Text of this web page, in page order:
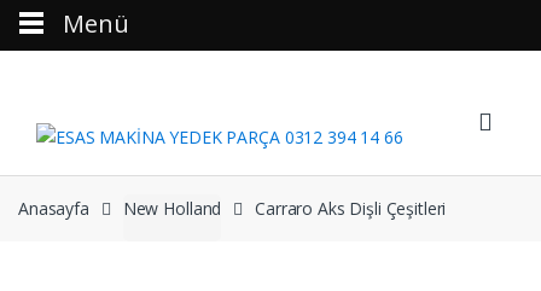
Anasayfa New Holland Carraro Aks Dişli Çeşitleri
Menü